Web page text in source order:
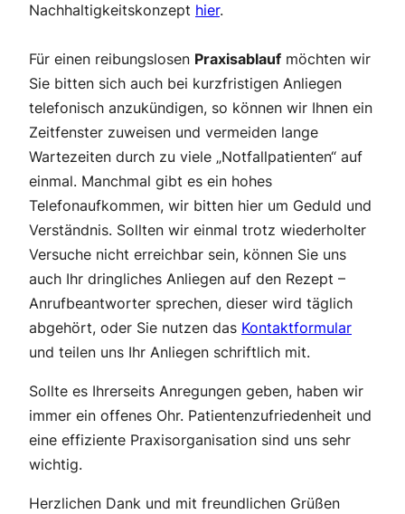
Nachhaltigkeitskonzept hier.
Für einen reibungslosen Praxisablauf möchten wir
Sie bitten sich auch bei kurzfristigen Anliegen
telefonisch anzukündigen, so können wir Ihnen ein
Zeitfenster zuweisen und vermeiden lange
Wartezeiten durch zu viele „Notfallpatienten“ auf
einmal. Manchmal gibt es ein hohes
Telefonaufkommen, wir bitten hier um Geduld und
Verständnis. Sollten wir einmal trotz wiederholter
Versuche nicht erreichbar sein, können Sie uns
auch Ihr dringliches Anliegen auf den Rezept –
Anrufbeantworter sprechen, dieser wird täglich
abgehört, oder Sie nutzen das Kontaktformular
und teilen uns Ihr Anliegen schriftlich mit.
Sollte es Ihrerseits Anregungen geben, haben wir
immer ein offenes Ohr. Patientenzufriedenheit und
eine effiziente Praxisorganisation sind uns sehr
wichtig.
Herzlichen Dank und mit freundlichen Grüßen